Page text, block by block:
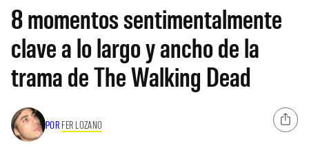
8 momentos sentimentalmente
clave a lo largo y ancho de la
trama de The Walking Dead
POR FER LOZANO